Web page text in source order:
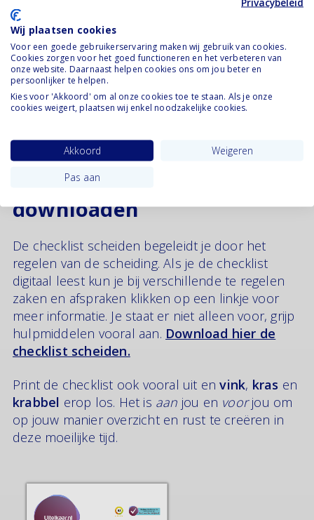
voor jou kan betekenen?
Bekijk onze modules
Gratis checklist scheiden
downloaden
De checklist scheiden begeleidt je door het
regelen van de scheiding. Als je de checklist
digitaal leest kun je bij verschillende te regelen
zaken en afspraken klikken op een linkje voor
meer informatie. Je staat er niet alleen voor, grijp
hulpmiddelen vooral aan. Download hier de
checklist scheiden.
Print de checklist ook vooral uit envink, kras en
krabbel erop los. Het is aan jou en voorjou om
op jouw manier overzicht en rust te creëren in
deze moeilijke tijd.
Wij plaatsen cookies
Voor een goede gebruikerservaring maken wij gebruik van cookies.
Cookies zorgen voor het goed functioneren en het verbeteren van
onze website. Daarnaast helpen cookies ons om jou beter en
persoonlijker te helpen.
Kies voor 'Akkoord' om al onze cookies toe te staan. Als je onze
cookies weigert, plaatsen wij enkel noodzakelijke cookies.
Akkoord
Weigeren
Pas aan